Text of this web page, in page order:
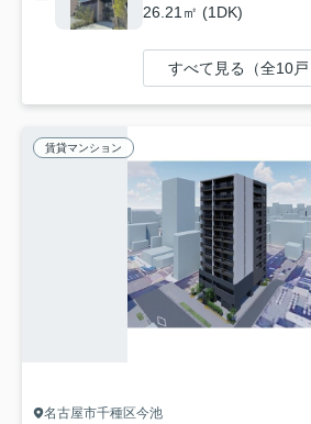
26.21㎡ (1DK)
すべて見る（全10戸
賃貸マンション
名古屋市千種区今池